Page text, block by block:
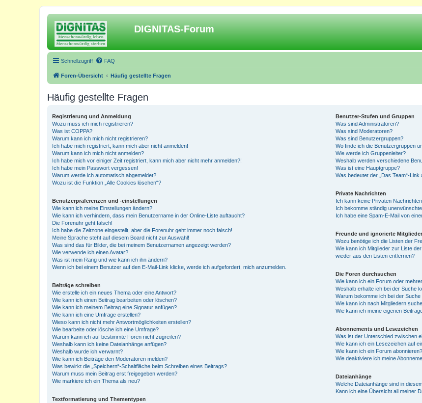
DIGNITAS-Forum
Schnellzugriff FAQ
Foren-Übersicht Häufig gestellte Fragen
Häufig gestellte Fragen
Registrierung und Anmeldung
Wozu muss ich mich registrieren?
Was ist COPPA?
Warum kann ich mich nicht registrieren?
Ich habe mich registriert, kann mich aber nicht anmelden!
Warum kann ich mich nicht anmelden?
Ich habe mich vor einiger Zeit registriert, kann mich aber nicht mehr anmelden?!
Ich habe mein Passwort vergessen!
Warum werde ich automatisch abgemeldet?
Wozu ist die Funktion „Alle Cookies löschen“?
Benutzerpräferenzen und -einstellungen
Wie kann ich meine Einstellungen ändern?
Wie kann ich verhindern, dass mein Benutzername in der Online-Liste auftaucht?
Die Forenuhr geht falsch!
Ich habe die Zeitzone eingestellt, aber die Forenuhr geht immer noch falsch!
Meine Sprache steht auf diesem Board nicht zur Auswahl!
Was sind das für Bilder, die bei meinem Benutzernamen angezeigt werden?
Wie verwende ich einen Avatar?
Was ist mein Rang und wie kann ich ihn ändern?
Wenn ich bei einem Benutzer auf den E-Mail-Link klicke, werde ich aufgefordert, mich anzumelden.
Beiträge schreiben
Wie erstelle ich ein neues Thema oder eine Antwort?
Wie kann ich einen Beitrag bearbeiten oder löschen?
Wie kann ich meinem Beitrag eine Signatur anfügen?
Wie kann ich eine Umfrage erstellen?
Wieso kann ich nicht mehr Antwortmöglichkeiten erstellen?
Wie bearbeite oder lösche ich eine Umfrage?
Warum kann ich auf bestimmte Foren nicht zugreifen?
Weshalb kann ich keine Dateianhänge anfügen?
Weshalb wurde ich verwarnt?
Wie kann ich Beiträge den Moderatoren melden?
Was bewirkt die „Speichern“-Schaltfläche beim Schreiben eines Beitrags?
Warum muss mein Beitrag erst freigegeben werden?
Wie markiere ich ein Thema als neu?
Textformatierung und Thementypen
Benutzer-Stufen und Gruppen
Was sind Administratoren?
Was sind Moderatoren?
Was sind Benutzergruppen?
Wo finde ich die Benutzergruppen
Wie werde ich Gruppenleiter?
Weshalb werden verschiedene
Was ist eine Hauptgruppe?
Was bedeutet der „Das Team“-
Private Nachrichten
Ich kann keine Privaten
Ich bekomme ständig
Ich habe eine Spam-E-Mail von
Freunde und ignorierte Mitglieder
Wozu benötige ich die Listen der
Wie kann ich Mitglieder zur Liste
wieder aus den Listen entfernen?
Die Foren durchsuchen
Wie kann ich ein Forum oder
Weshalb erhalte ich bei der Suche
Warum bekomme ich bei der Suche
Wie kann ich nach Mitgliedern
Wie kann ich meine eigenen
Abonnements und Lesezeichen
Was ist der Unterschied zwischen
Wie kann ich ein Lesezeichen auf
Wie kann ich ein Forum abonnieren?
Wie deaktiviere ich meine
Dateianhänge
Welche Dateianhänge sind in
Kann ich eine Übersicht all meiner